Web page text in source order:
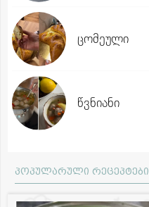
ცომეული
წვნიანი
პოპულარული რეცეპტები